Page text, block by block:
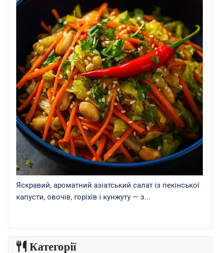
Яскравий, ароматний азіатський салат із пекінської
капусти, овочів, горіхів і кунжуту — з...
Категорії